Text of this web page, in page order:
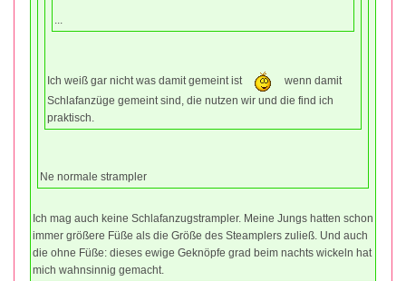
...
Ich weiß gar nicht was damit gemeint ist
wenn damit
Schlafanzüge gemeint sind, die nutzen wir und die find ich
praktisch.
Ne normale strampler
Ich mag auch keine Schlafanzugstrampler. Meine Jungs hatten schon
immer größere Füße als die Größe des Steamplers zuließ. Und auch
die ohne Füße: dieses ewige Geknöpfe grad beim nachts wickeln hat
mich wahnsinnig gemacht.